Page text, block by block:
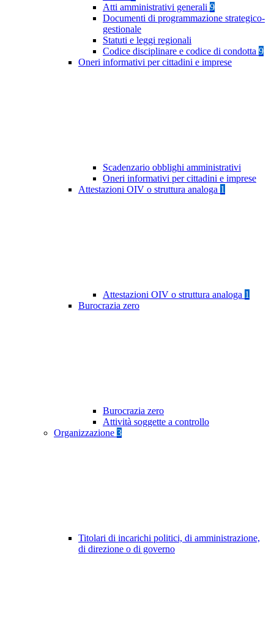
Atti amministrativi generali 9
Documenti di programmazione strategico-
gestionale
Statuti e leggi regionali
Codice disciplinare e codice di condotta 9
Oneri informativi per cittadini e imprese
Scadenzario obblighi amministrativi
Oneri informativi per cittadini e imprese
Attestazioni OIV o struttura analoga 1
Attestazioni OIV o struttura analoga 1
Burocrazia zero
Burocrazia zero
Attività soggette a controllo
Organizzazione 3
Titolari di incarichi politici, di amministrazione,
di direzione o di governo